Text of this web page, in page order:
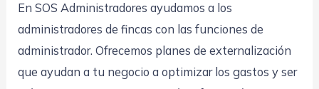
En SOS Administradores ayudamos a los
administradores de fincas con las funciones de
administrador. Ofrecemos planes de externalización
que ayudan a tu negocio a optimizar los gastos y ser